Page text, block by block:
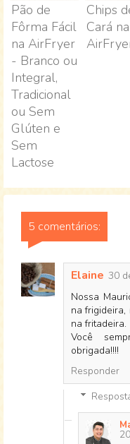
Pão de
Fôrma Fácil
na AirFryer
- Branco ou
Integral,
Tradicional
ou Sem
Glúten e
Sem
Lactose
Chips
Cará na
5 comentários:
Elaine 30
Nossa
na
na fritadeira.
Você
obrigada!!!!
Responder